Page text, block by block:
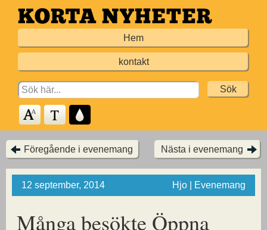
Hoppa
till
Hem
kontakt
Search
for:
Föregående i evenemang Nästa i evenemang
12 september, 2014 Hjo | Evenemang
Många besökte Öppna